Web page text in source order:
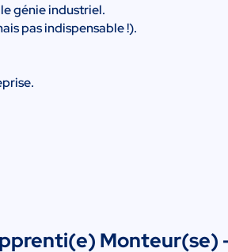
génie industriel.
pas indispensable !).
Monteur(se)